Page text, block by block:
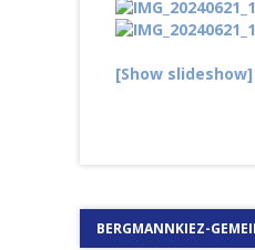
[Show slideshow]
BERGMANNKIEZ-